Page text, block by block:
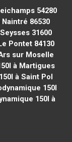
54280
86530
31600
Pontet 84130
sur Moselle
à Martigues
à Saint Pol
150l
150l à